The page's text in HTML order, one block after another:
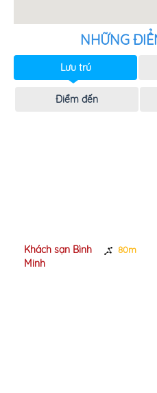
NHỮNG
Lưu trú
Điểm đến
Khách sạn Bình
Minh
80m